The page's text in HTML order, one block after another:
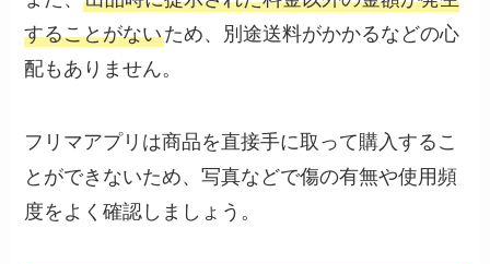
することがないため、別途送料がかかるなどの心
配もありません。
フリマアプリは商品を直接手に取って購入するこ
とができないため、写真などで傷の有無や使用頻
度をよく確認しましょう。